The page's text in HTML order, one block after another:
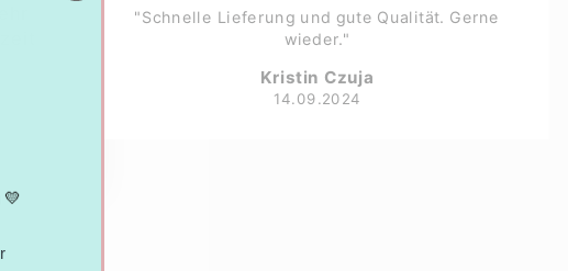
"Schnelle Lieferung und gute Qualität. Gerne
wieder."
Kristin Czuja
14.09.2024
💛